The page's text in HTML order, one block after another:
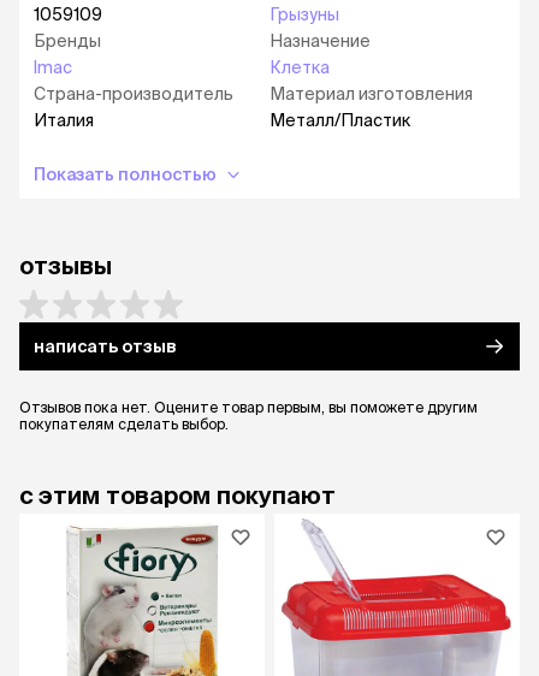
1059109
Бренды
Imac
Страна-производитель
Италия
Грызуны
Назначение
Клетка
Материал изготовления
Металл/Пластик
Показать полностью
отзывы
написать отзыв
Отзывов пока нет. Оцените товар первым, вы поможете другим
покупателям сделать выбор.
с этим товаром покупают